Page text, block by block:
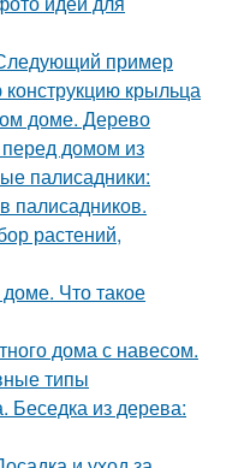
пример
крыльца
доме. Дерево
домом из
палисадники:
палисадников.
растений,
Что такое
дома с навесом.
типы
Беседка из дерева: